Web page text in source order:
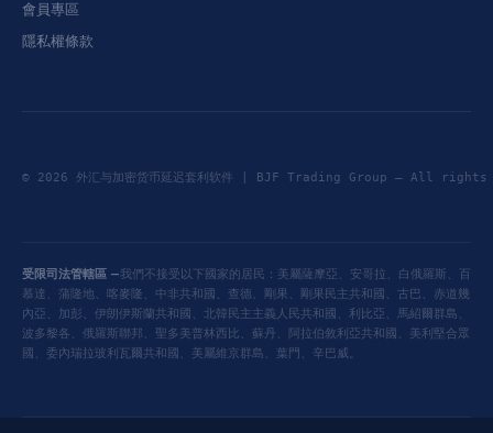
會員專區
隱私權條款
© 2026 外汇与加密货币延迟套利软件 | BJF Trading Group — All
受限司法管轄區 —我們不接受以下國家的居民：美屬薩摩亞、安哥拉、白俄羅斯、百
慕達、蒲隆地、喀麥隆、中非共和國、查德、剛果、剛果民主共和國、古巴、赤道幾
內亞、加彭、伊朗伊斯蘭共和國、北韓民主主義人民共和國、利比亞、馬紹爾群島、
波多黎各、俄羅斯聯邦、聖多美普林西比、蘇丹、阿拉伯敘利亞共和國、美利堅合眾
國、委內瑞拉玻利瓦爾共和國、美屬維京群島、葉門、辛巴威。